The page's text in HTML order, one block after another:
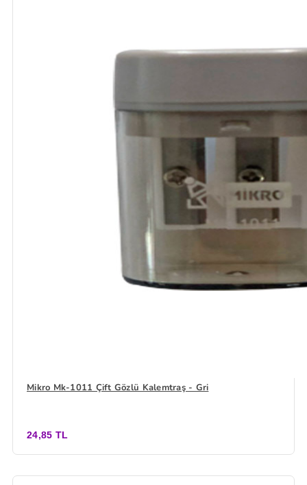
Mikro Mk-1011 Çift Gözlü Kalemtraş - Gri
24,85 TL